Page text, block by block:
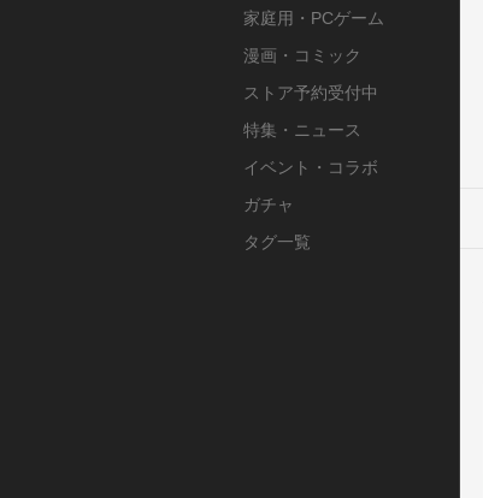
家庭用・PCゲーム
漫画・コミック
ストア予約受付中
特集・ニュース
イベント・コラボ
ガチャ
タグ一覧